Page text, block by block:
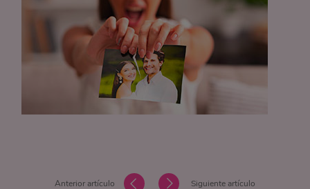
Anterior artículo Siguiente artículo